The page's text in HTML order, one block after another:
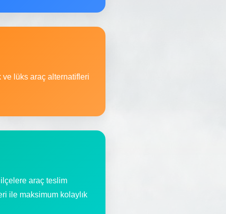
ve lüks araç alternatifleri
araç teslim
ile maksimum kolaylık